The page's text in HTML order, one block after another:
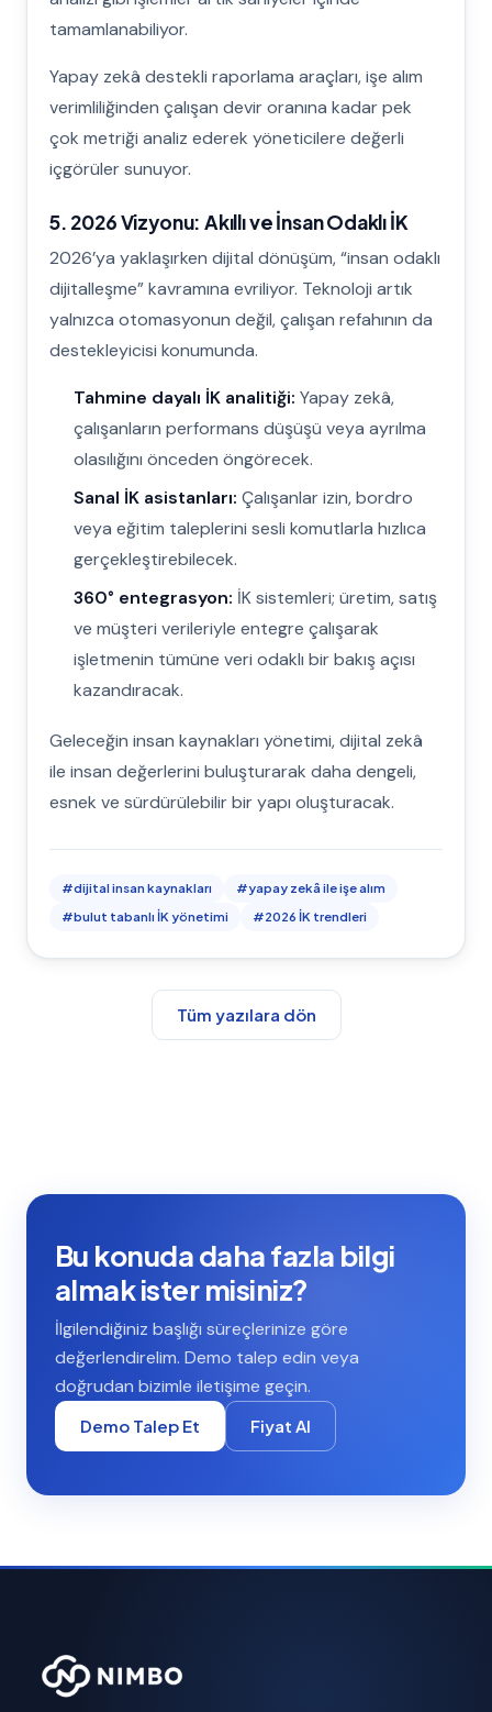
tamamlanabiliyor.
Yapay zekâ destekli raporlama araçları, işe alım
verimliliğinden çalışan devir oranına kadar pek
çok metriği analiz ederek yöneticilere değerli
içgörüler sunuyor.
5. 2026 Vizyonu: Akıllı ve İnsan Odaklı İK
2026’ya yaklaşırken dijital dönüşüm, “insan odaklı
dijitalleşme” kavramına evriliyor. Teknoloji artık
yalnızca otomasyonun değil, çalışan refahının da
destekleyicisi konumunda.
Tahmine dayalı İK analitiği: Yapay zekâ,
çalışanların performans düşüşü veya ayrılma
olasılığını önceden öngörecek.
Sanal İK asistanları: Çalışanlar izin, bordro
veya eğitim taleplerini sesli komutlarla hızlıca
gerçekleştirebilecek.
360° entegrasyon: İK sistemleri; üretim, satış
ve müşteri verileriyle entegre çalışarak
işletmenin tümüne veri odaklı bir bakış açısı
kazandıracak.
Geleceğin insan kaynakları yönetimi, dijital zekâ
ile insan değerlerini buluşturarak daha dengeli,
esnek ve sürdürülebilir bir yapı oluşturacak.
#dijital insan kaynakları #yapay zekâ ile işe alım
#bulut tabanlı İK yönetimi #2026 İK trendleri
Tüm yazılara dön
Bu konuda daha fazla bilgi
almak ister misiniz?
İlgilendiğiniz başlığı süreçlerinize göre
değerlendirelim. Demo talep edin veya
doğrudan bizimle iletişime geçin.
Demo Talep Et Fiyat Al